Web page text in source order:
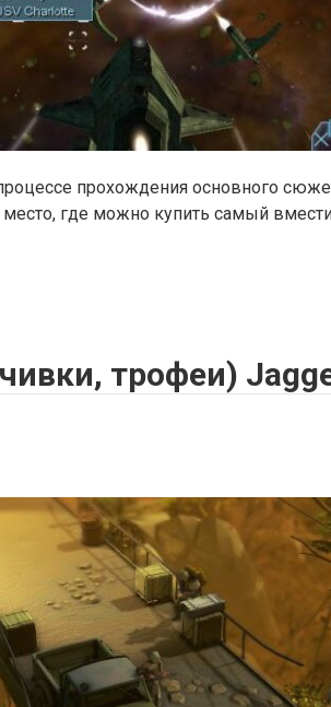
прохождения основного
место, где можно купить самый
трофеи)